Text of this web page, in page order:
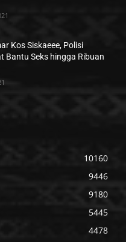
Kos Siskaeee, Polisi
Bantu Seks hingga Ribuan
10160
9446
9180
5445
4478